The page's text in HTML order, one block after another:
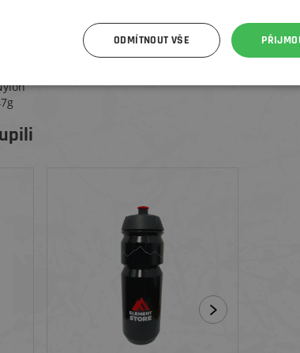
dolní rámové trubce na stejné straně
ODMÍTNOUT VŠE